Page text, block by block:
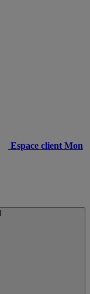
Espace client Mon